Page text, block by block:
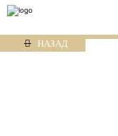
НАЗАД